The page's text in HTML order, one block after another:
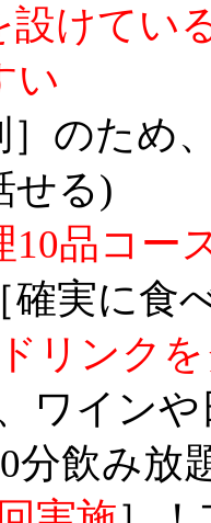
設けてい
い
のため
せる)
10品コー
確実に食
リンク
ワインや
分飲み放